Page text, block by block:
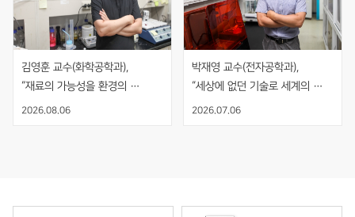
김영훈 교수(화학공학과),
“재료의 가능성을 환경의
해법으로, 기술의 시작과 끝을
2026.08.06
박재영 교수(전자공학과),
“세상에 없던 기술로 세계의
기준을 만들다”
2026.07.06